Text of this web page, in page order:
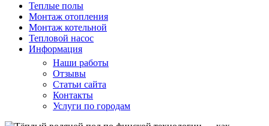
Теплые полы
Монтаж отопления
Монтаж котельной
Тепловой насос
Информация
Наши работы
Отзывы
Статьи сайта
Контакты
Услуги по городам